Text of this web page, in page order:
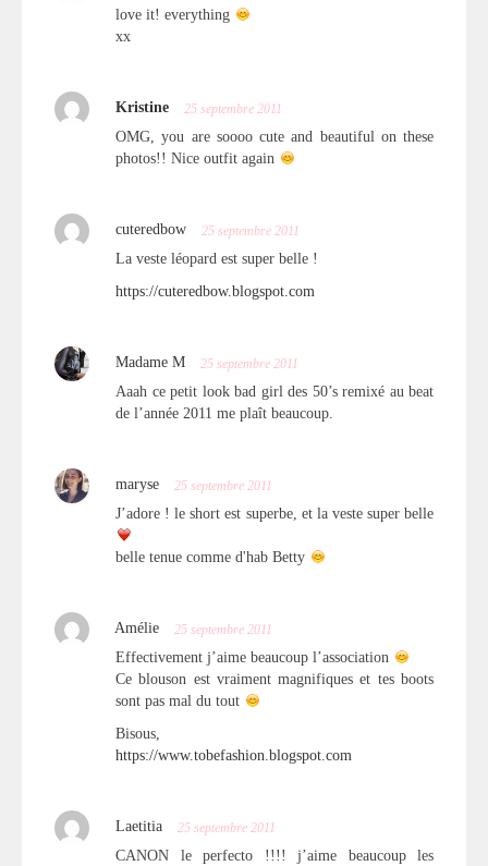
love it! everything
xx
Kristine 25 septembre 2011
OMG, you are soooo cute and beautiful on these
photos!! Nice outfit again
cuteredbow 25 septembre 2011
La veste léopard est super belle !
https://cuteredbow.blogspot.com
Madame M 25 septembre 2011
Aaah ce petit look bad girl des 50’s remixé au beat
de l’année 2011 me plaît beaucoup.
maryse 25 septembre 2011
J’adore ! le short est superbe, et la veste super belle
belle tenue comme d'hab Betty
Amélie 25 septembre 2011
Effectivement j’aime beaucoup l’association
Ce blouson est vraiment magnifiques et tes boots
sont pas mal du tout
Bisous,
https://www.tobefashion.blogspot.com
Laetitia 25 septembre 2011
CANON le perfecto !!!! j’aime beaucoup les